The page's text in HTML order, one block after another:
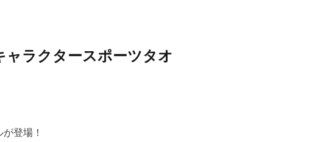
ャラクタースポーツタオ
登場！